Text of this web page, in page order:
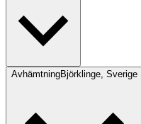
AvhämtningBjörklinge, Sverige